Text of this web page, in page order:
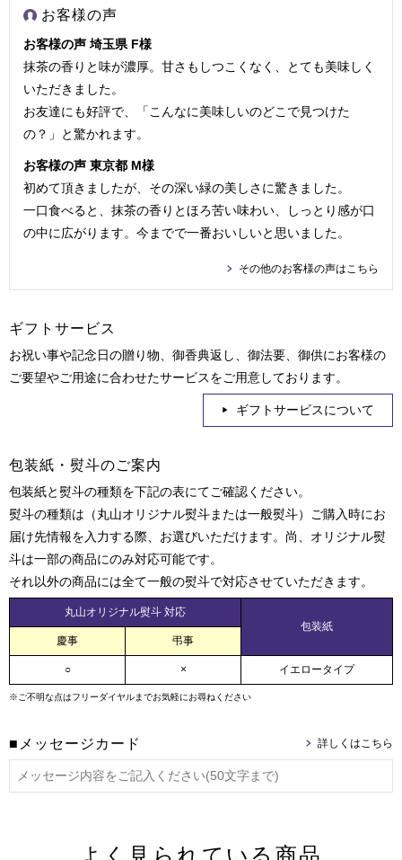
お客様の声
お客様の声 埼玉県 F様
抹茶の香りと味が濃厚。甘さもしつこくなく、とても美味しく
いただきました。
お友達にも好評で、「こんなに美味しいのどこで見つけた
の？」と驚かれます。
お客様の声 東京都 M様
初めて頂きましたが、その深い緑の美しさに驚きました。
一口食べると、抹茶の香りとほろ苦い味わい、しっとり感が口
の中に広がります。今までで一番おいしいと思いました。
その他のお客様の声はこちら
ギフトサービス
お祝い事や記念日の贈り物、御香典返し、御法要、御供にお客様の
ご要望やご用途に合わせたサービスをご用意しております。
ギフトサービスについて
包装紙・熨斗のご案内
包装紙と熨斗の種類を下記の表にてご確認ください。
熨斗の種類は（丸山オリジナル熨斗または一般熨斗）ご購入時にお
届け先情報を入力する際、お選びいただけます。尚、オリジナル熨
斗は一部の商品にのみ対応可能です。
それ以外の商品には全て一般の熨斗で対応させていただきます。
丸山オリジナル熨斗 対応
包装紙
慶事
弔事
○ × イエロータイプ
※ご不明な点はフリーダイヤルまでお気軽にお尋ねください
■メッセージカード